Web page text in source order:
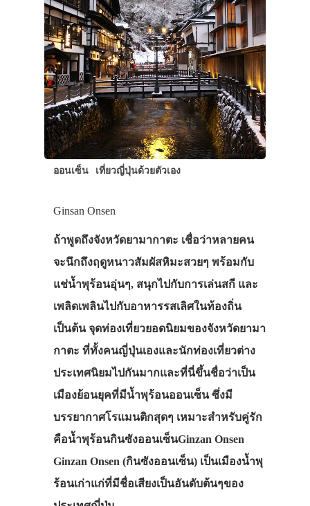
ออนเซ็น เที่ยวญี่ปุ่นด้วยตัวเอง
Ginsan Onsen
ถ้าพูดถึงจังหวัดยามากาตะ เชื่อว่าหลายคน
จะนึกถึงฤดูหนาวสัมผัสหิมะสวยๆ พร้อมกับ
แช่น้ำพุร้อนอุ่นๆ, สนุกไปกับการเล่นสกี และ
เพลิดเพลินไปกับอาหารรสเลิศในท้องถิ่น
เป็นต้น จุดท่องเที่ยวยอดนิยมของจังหวัดยามา
กาตะ ที่ทั้งคนญี่ปุ่นเองและนักท่องเที่ยวต่าง
ประเทศนิยมไปกันมากและที่นี่ขึ้นชื่อว่าเป็น
เมืองย้อนยุคที่มีน้ำพุร้อนออนเซ็น ซึ่งมี
บรรยากาศโรแมนติกสุดๆ เหมาะสำหรับคู่รัก
คือน้ำพุร้อนกินซังออนเซ็นGinzan Onsen
Ginzan Onsen (กินซังออนเซ็น) เป็นเมืองน้ำพุ
ร้อนเก่าแก่ที่มีชื่อเสียงเป็นอันดับต้นๆของ
ประเทศญี่ปุ่น
เที่ยวญี่ปุ่นด้ว
เดินทาง
ทัวร์
ที่พัก
สาระน่ารู้
VIDEO
ภาพประทับใจ